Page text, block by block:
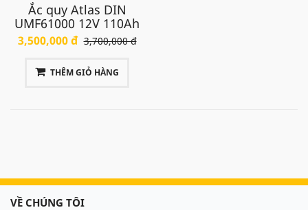
Ắc quy Atlas DIN
UMF61000 12V 110Ah
3,500,000 đ 3,700,000 đ
THÊM GIỎ HÀNG
VỀ CHÚNG TÔI